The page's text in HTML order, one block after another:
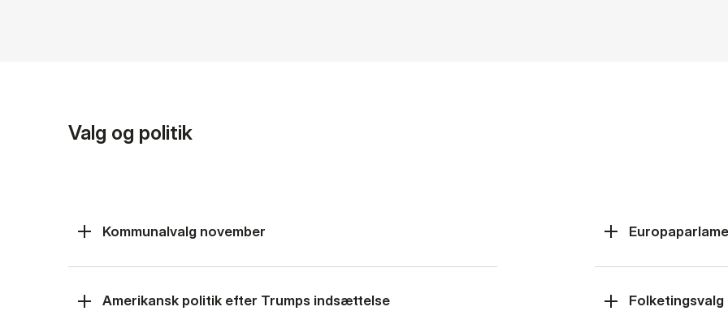
Valg og politik
Kommunalvalg november
Amerikansk politik efter Trumps indsættelse Folketingsvalg